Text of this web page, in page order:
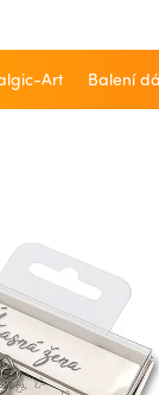
Art Balení